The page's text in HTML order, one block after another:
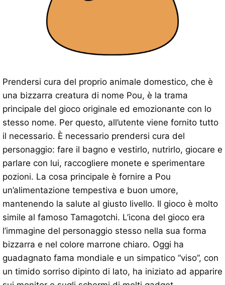
Prendersi cura del proprio animale domestico, che è
una bizzarra creatura di nome Pou, è la trama
principale del gioco originale ed emozionante con lo
stesso nome. Per questo, all’utente viene fornito tutto
il necessario. È necessario prendersi cura del
personaggio: fare il bagno e vestirlo, nutrirlo, giocare e
parlare con lui, raccogliere monete e sperimentare
pozioni. La cosa principale è fornire a Pou
un’alimentazione tempestiva e buon umore,
mantenendo la salute al giusto livello. Il gioco è molto
simile al famoso Tamagotchi. L’icona del gioco era
l’immagine del personaggio stesso nella sua forma
bizzarra e nel colore marrone chiaro. Oggi ha
guadagnato fama mondiale e un simpatico “viso”, con
un timido sorriso dipinto di lato, ha iniziato ad apparire